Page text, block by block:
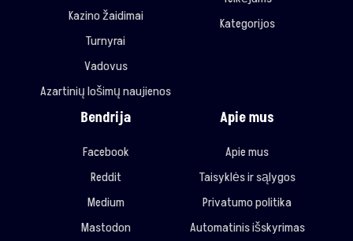
Kazino žaidimai
Turnyrai
Vadovus
Azartinių lošimų naujienos
Kategorijos
Bendrija
Facebook
Reddit
Medium
Mastodon
Apie mus
Apie mus
Taisyklės ir sąlygos
Privatumo politika
Automatinis išskyrimas